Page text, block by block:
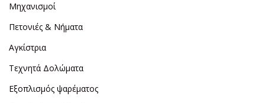
Μηχανισμοί
Πετονιές & Νήματα
Αγκίστρια
Τεχνητά Δολώματα
Εξοπλισμός ψαρέματος